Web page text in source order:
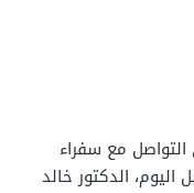
مع سفراء
الدكتور خالد